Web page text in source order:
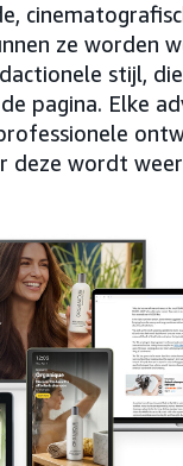
ze worden
stijl,
pagina. Elke
deze wordt